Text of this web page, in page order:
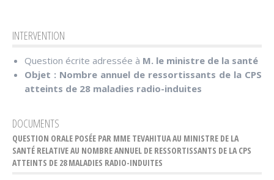
INTERVENTION
Question écrite adressée à M. le ministre de la santé
Objet : Nombre annuel de ressortissants de la CPS
atteints de 28 maladies radio-induites
DOCUMENTS
QUESTION ORALE POSÉE PAR MME TEVAHITUA AU MINISTRE DE LA
SANTÉ RELATIVE AU NOMBRE ANNUEL DE RESSORTISSANTS DE LA CPS
ATTEINTS DE 28 MALADIES RADIO-INDUITES